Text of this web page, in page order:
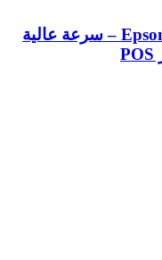
طابعة فواتير حرارية Epson TM-T88IV – سرعة عالية